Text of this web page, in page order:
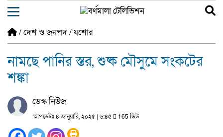
/দেশ ও জনপদ/যশোর
নামছে পানির স্তর, শুষ্ক মৌসুমে সংকটের
শঙ্কা
ডেস্ক নিউজ
আপডেটঃ ৪ জানুয়ারি, ২০২৫ | ৬:৪৫ 165 ভিউ